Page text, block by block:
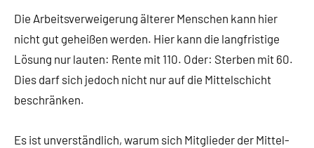
Die Arbeitsverweigerung älterer Menschen kann hier
nicht gut geheißen werden. Hier kann die langfristige
Lösung nur lauten: Rente mit 110. Oder: Sterben mit 60.
Dies darf sich jedoch nicht nur auf die Mittelschicht
beschränken.
Es ist unverständlich, warum sich Mitglieder der Mittel-